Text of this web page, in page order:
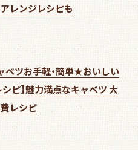
レンジレシピも
ベツお手軽・簡単★おいしい
ピ】魅力満点なキャベツ 大
レシピ